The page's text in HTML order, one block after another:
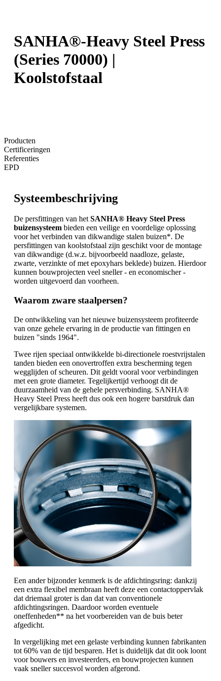
SANHA®-Heavy Steel Press
(Series 70000) |
Koolstofstaal
Producten
Certificeringen
Referenties
EPD
Systeembeschrijving
De persfittingen van hetSANHA® Heavy Steel Press
buizensysteem bieden een veilige en voordelige oplossing
voor het verbinden van dikwandige stalen buizen*. De
persfittingen van koolstofstaal zijn geschikt voor de montage
van dikwandige (d.w.z. bijvoorbeeld naadloze, gelaste,
zwarte, verzinkte of met epoxyhars beklede) buizen. Hierdoor
kunnen bouwprojecten veel sneller - en economischer -
worden uitgevoerd dan voorheen.
Waarom zware staalpersen?
De ontwikkeling van het nieuwe buizensysteem profiteerde
van onze gehele ervaring in de productie van fittingen en
buizen "sinds 1964".
Twee rijen speciaal ontwikkelde bi-directionele roestvrijstalen
tanden bieden een onovertroffen extra bescherming tegen
wegglijden of scheuren. Dit geldt vooral voor verbindingen
met een grote diameter. Tegelijkertijd verhoogt dit de
duurzaamheid van de gehele persverbinding. SANHA®
Heavy Steel Press heeft dus ook een hogere barstdruk dan
vergelijkbare systemen.
Een ander bijzonder kenmerk is de afdichtingsring: dankzij
een extra flexibel membraan heeft deze een contactoppervlak
dat driemaal groter is dan dat van conventionele
afdichtingsringen. Daardoor worden eventuele
oneffenheden** na het voorbereiden van de buis beter
afgedicht.
In vergelijking met een gelaste verbinding kunnen fabrikanten
tot 60% van de tijd besparen. Het is duidelijk dat dit ook loont
voor bouwers en investeerders, en bouwprojecten kunnen
vaak sneller succesvol worden afgerond.